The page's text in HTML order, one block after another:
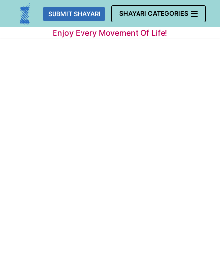
Skip
SUBMIT SHAYARI SHAYARI CATEGORIES
Enjoy Every Movement Of Life!